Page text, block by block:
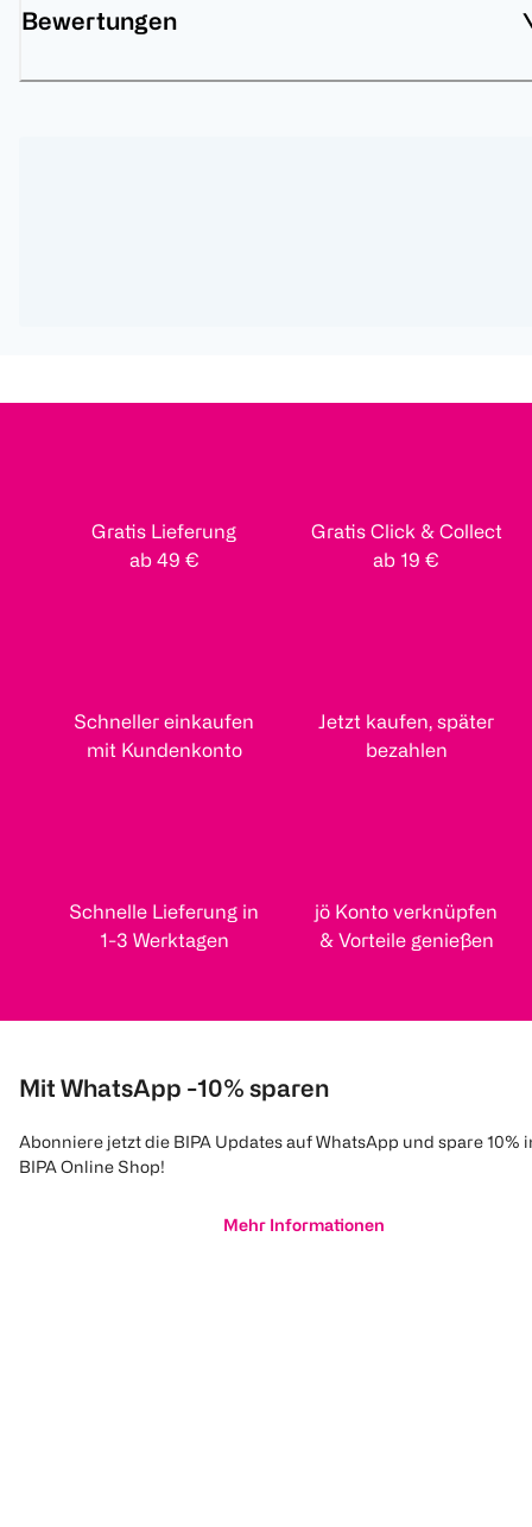
Bewertungen
Gratis Lieferung
ab 49 €
Gratis Click & Collect
ab 19 €
Schneller einkaufen
mit Kundenkonto
Jetzt kaufen, später
bezahlen
Schnelle Lieferung in
1-3 Werktagen
jö Konto verknüpfen
& Vorteile genießen
Mit WhatsApp -10% sparen
Abonniere jetzt die BIPA Updates auf WhatsApp und spare 10%
BIPA Online Shop!
Mehr Informationen